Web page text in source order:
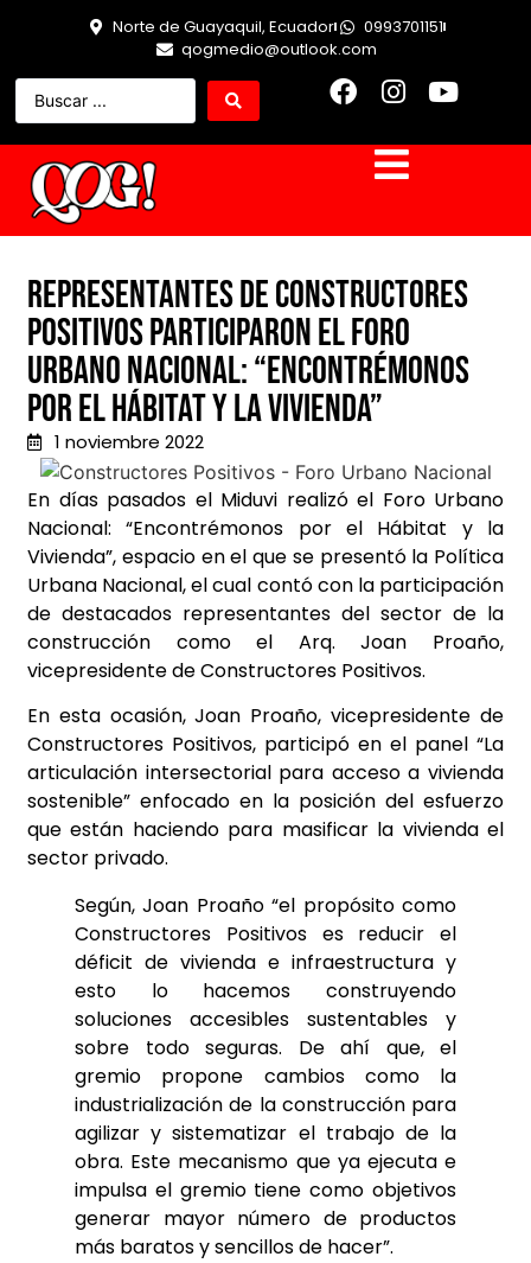
Norte de Guayaquil, Ecuador
0993701151
qogmedio@outlook.com
Representantes de Constructores
Positivos participaron el Foro
Urbano Nacional: “Encontrémonos
por el Hábitat y la Vivienda”
1 noviembre 2022
En días pasados el Miduvi realizó el Foro Urbano
Nacional: “Encontrémonos por el Hábitat y la
Vivienda”, espacio en el que se presentó la Política
Urbana Nacional, el cual contó con la participación
de destacados representantes del sector de la
construcción como el Arq. Joan Proaño,
vicepresidente de Constructores Positivos.
En esta ocasión, Joan Proaño, vicepresidente de
Constructores Positivos, participó en el panel “La
articulación intersectorial para acceso a vivienda
sostenible” enfocado en la posición del esfuerzo
que están haciendo para masificar la vivienda el
sector privado.
Según, Joan Proaño “el propósito como
Constructores Positivos es reducir el
déficit de vivienda e infraestructura y
esto lo hacemos construyendo
soluciones accesibles sustentables y
sobre todo seguras. De ahí que, el
gremio propone cambios como la
industrialización de la construcción para
agilizar y sistematizar el trabajo de la
obra. Este mecanismo que ya ejecuta e
impulsa el gremio tiene como objetivos
generar mayor número de productos
más baratos y sencillos de hacer”.